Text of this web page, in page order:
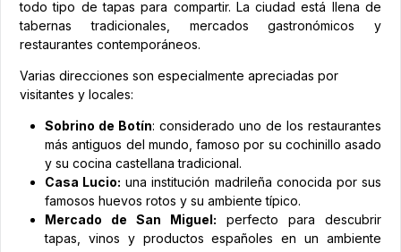
todo tipo de tapas para compartir. La ciudad está llena de
tabernas tradicionales, mercados gastronómicos y
restaurantes contemporáneos.
Varias direcciones son especialmente apreciadas por
visitantes y locales:
Sobrino de Botín: considerado uno de los restaurantes
más antiguos del mundo, famoso por su cochinillo asado
y su cocina castellana tradicional.
Casa Lucio: una institución madrileña conocida por sus
famosos huevos rotos y su ambiente típico.
Mercado de San Miguel: perfecto para descubrir
tapas, vinos y productos españoles en un ambiente